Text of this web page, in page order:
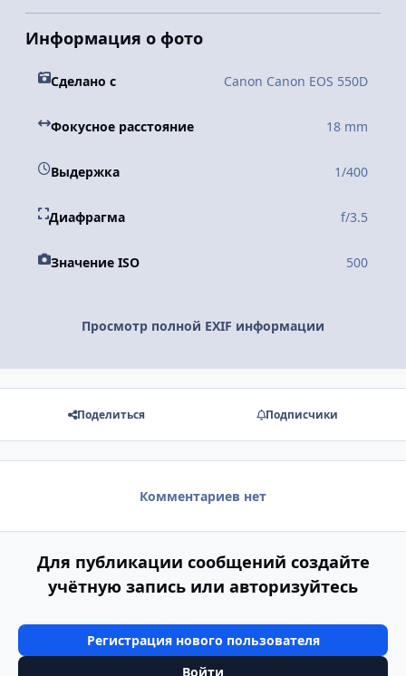
Информация о фото
Сделано с Canon Canon EOS 550D
Фокусное расстояние 18 mm
Выдержка 1/400
Диафрагма f/3.5
Значение ISO 500
Просмотр полной EXIF информации
Поделиться Подписчики
Комментариев нет
Для публикации сообщений создайте
учётную запись или авторизуйтесь
Регистрация нового пользователя
Войти